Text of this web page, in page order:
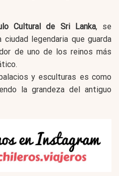
Cultural de Sri Lanka, se
ciudad legendaria que guarda
de uno de los reinos más
y esculturas es como
la grandeza del antiguo